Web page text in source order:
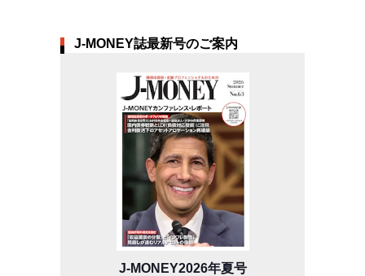
J-MONEY誌最新号のご案内
J-MONEY2026年夏号